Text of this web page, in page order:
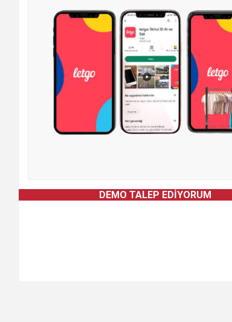
DEMO TALEP EDIYORUM